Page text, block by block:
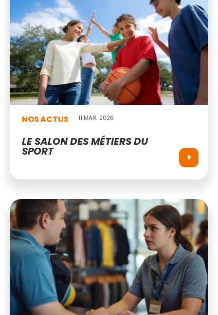
NOS ACTUS 11 MAR. 2026
LE SALON DES MÉTIERS DU
SPORT +